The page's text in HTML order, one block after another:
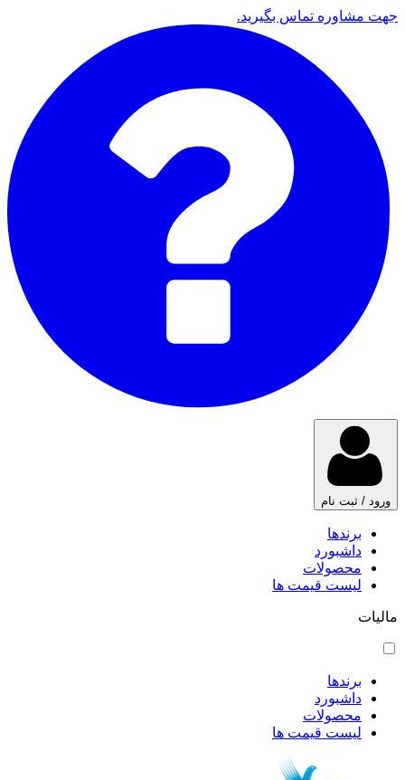
جهت مشاوره تماس بگیرید.
ورود / ثبت نام
برندها
داشبورد
محصولات
لیست قیمت ها
مالیات
برندها
داشبورد
محصولات
لیست قیمت ها